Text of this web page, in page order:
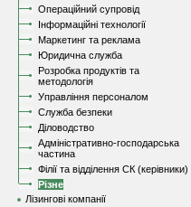
Операційний супровід
Інформаційні технології
Маркетинг та реклама
Юридична служба
Розробка продуктів та
методологія
Управління персоналом
Служба безпеки
Діловодство
Адміністративно-господарська
частина
Філії та відділення СК (керівники)
Різне
Лізингові компанії